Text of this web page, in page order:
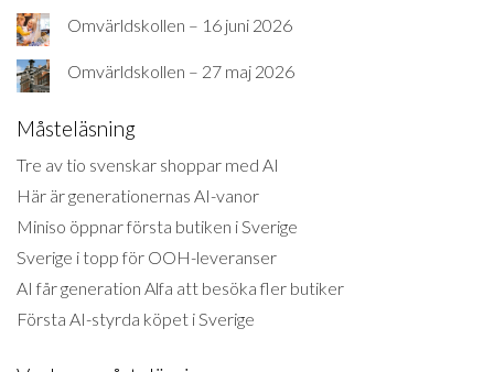
Omvärldskollen – 16 juni 2026
Omvärldskollen – 27 maj 2026
Måsteläsning
Tre av tio svenskar shoppar med AI
Här är generationernas AI-vanor
Miniso öppnar första butiken i Sverige
Sverige i topp för OOH-leveranser
AI får generation Alfa att besöka fler butiker
Första AI-styrda köpet i Sverige